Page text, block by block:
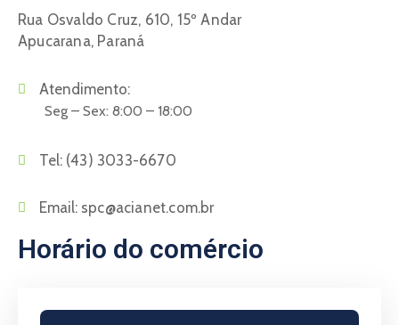
Rua Osvaldo Cruz, 610, 15º Andar
Apucarana, Paraná
Atendimento:
Seg – Sex: 8:00 – 18:00
Tel: (43) 3033-6670
Email: spc@acianet.com.br
Horário do comércio